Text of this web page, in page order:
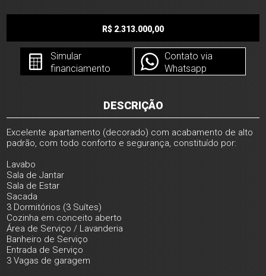
R$ 2.313.000,00
Simular
financiamento
Contato via
Whatsapp
DESCRIÇÃO
Excelente apartamento (decorado) com acabamento de alto
padrão, com todo conforto e segurança, constituído por:
Lavabo
Sala de Jantar
Sala de Estar
Sacada
3 Dormitórios (3 Suítes)
Cozinha em conceito aberto
Área de Serviço / Lavanderia
Banheiro de Serviço
Entrada de Serviço
3 Vagas de garagem